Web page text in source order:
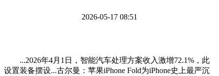
2026-05-17 08:51
...2026年4月1日，智能汽车处理方案收入激增72.1%，此
设置装备摆设...古尔曼：苹果iPhone Fold为iPhone史上最严沉